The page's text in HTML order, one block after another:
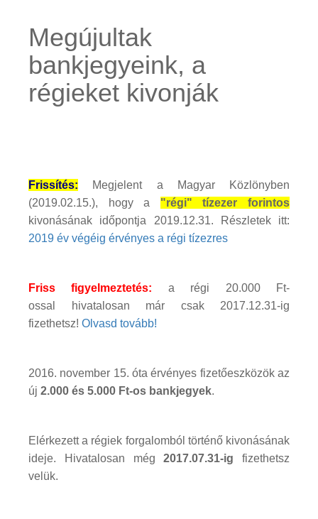
Megújultak
bankjegyeink, a
régieket kivonják
Frissítés: Megjelent a Magyar Közlönyben
(2019.02.15.), hogy a "régi" tízezer forintos
kivonásának időpontja 2019.12.31. Részletek itt:
2019 év végéig érvényes a régi tízezres
Friss figyelmeztetés:
a régi 20.000 Ft-
ossal hivatalosan már csak 2017.12.31-ig
fizethetsz! Olvasd tovább!
2016. november 15. óta érvényes fizetőeszközök az
új 2.000 és 5.000 Ft-os bankjegyek.
Elérkezett a régiek forgalomból történő kivonásának
ideje. Hivatalosan még2017.07.31-ig fizethetsz
velük.